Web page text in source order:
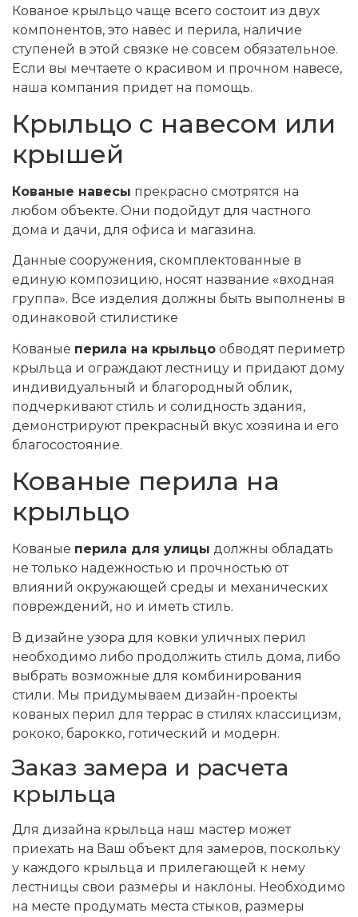
Кованое крыльцо чаще всего состоит из двух
компонентов, это навес и перила, наличие
ступеней в этой связке не совсем обязательное.
Если вы мечтаете о красивом и прочном навесе,
наша компания придет на помощь.
Крыльцо с навесом или
крышей
Кованые навесы прекрасно смотрятся на
любом объекте. Они подойдут для частного
дома и дачи, для офиса и магазина.
Данные сооружения, скомплектованные в
единую композицию, носят название «входная
группа». Все изделия должны быть выполнены в
одинаковой стилистике
Кованые перила на крыльцо обводят периметр
крыльца и ограждают лестницу и придают дому
индивидуальный и благородный облик,
подчеркивают стиль и солидность здания,
демонстрируют прекрасный вкус хозяина и его
благосостояние.
Кованые перила на
крыльцо
Кованые перила для улицы должны обладать
не только надежностью и прочностью от
влияний окружающей среды и механических
повреждений, но и иметь стиль.
В дизайне узора для ковки уличных перил
необходимо либо продолжить стиль дома, либо
выбрать возможные для комбинирования
стили. Мы придумываем дизайн-проекты
кованых перил для террас в стилях классицизм,
рококо, барокко, готический и модерн.
Заказ замера и расчета
крыльца
Для дизайна крыльца наш мастер может
приехать на Ваш объект для замеров, поскольку
у каждого крыльца и прилегающей к нему
лестницы свои размеры и наклоны. Необходимо
на месте продумать места стыков, размеры